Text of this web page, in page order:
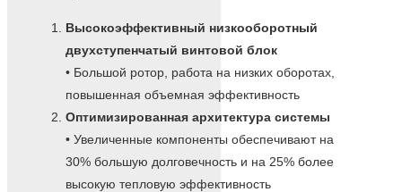
Высокоэффективный низкооборотный
двухступенчатый винтовой блок
• Большой ротор, работа на низких оборотах,
повышенная объемная эффективность
Оптимизированная архитектура системы
• Увеличенные компоненты обеспечивают на
30% большую долговечность и на 25% более
высокую тепловую эффективность